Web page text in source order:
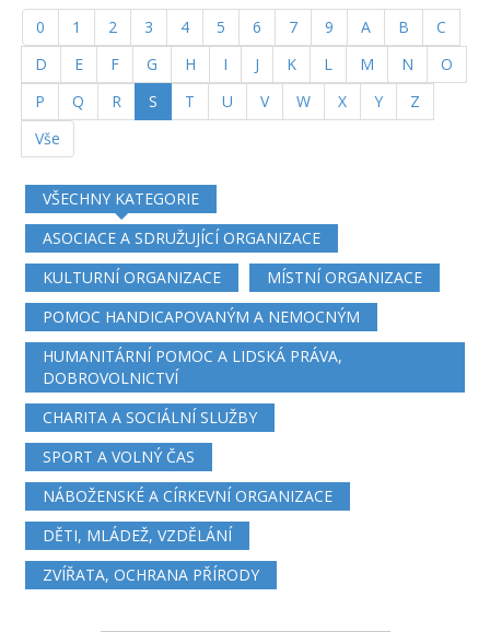
0 1 2 3 4 5 6 7 9 A B
C
D
E F G H I J K L M N
O
P
Q R S (current)
T U V W X Y
Z
Vše
VŠECHNY KATEGORIE
ASOCIACE A SDRUŽUJÍCÍ ORGANIZACE
KULTURNÍ ORGANIZACE
MÍSTNÍ ORGANIZACE
POMOC HANDICAPOVANÝM A NEMOCNÝM
HUMANITÁRNÍ POMOC A LIDSKÁ PRÁVA,
DOBROVOLNICTVÍ
CHARITA A SOCIÁLNÍ SLUŽBY
SPORT A VOLNÝ ČAS
NÁBOŽENSKÉ A CÍRKEVNÍ ORGANIZACE
DĚTI, MLÁDEŽ, VZDĚLÁNÍ
ZVÍŘATA, OCHRANA PŘÍRODY